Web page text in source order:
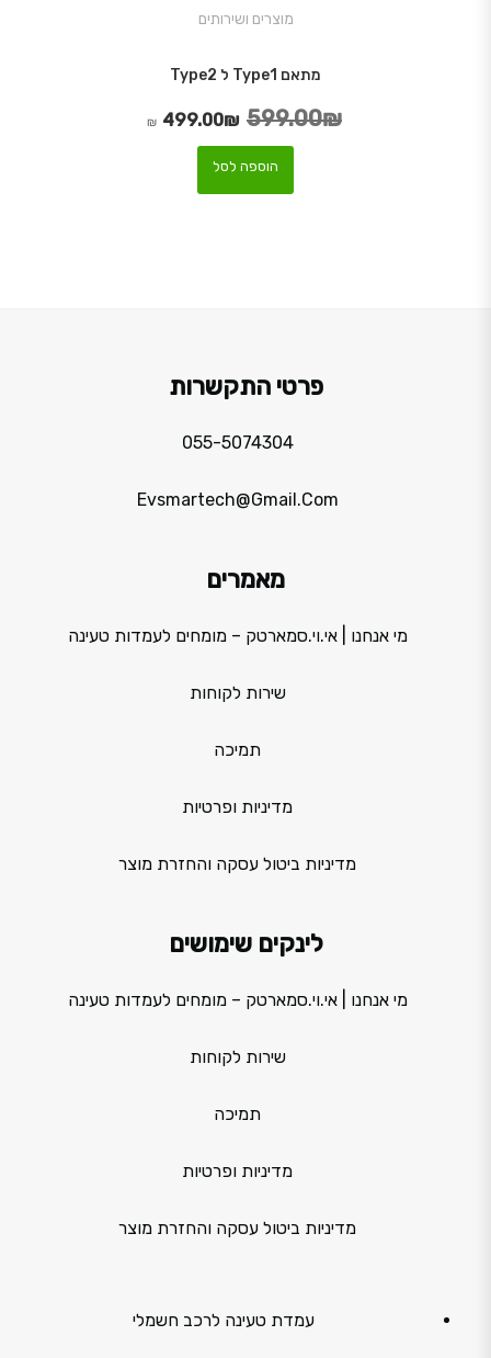
מוצרים ושירותים
מתאם Type1 ל Type2
599.00₪ המחיר המקורי היה: 599.00₪.
499.00₪ המחיר הנוכחי הוא: 499.00₪.
₪
הוספה לסל
פרטי התקשרות
055-5074304
Evsmartech@gmail.com
מאמרים
מי אנחנו | אי.וי.סמארטק – מומחים לעמדות טעינה
שירות לקוחות
תמיכה
מדיניות ופרטיות
מדיניות ביטול עסקה והחזרת מוצר
לינקים שימושים
מי אנחנו | אי.וי.סמארטק – מומחים לעמדות טעינה
שירות לקוחות
תמיכה
מדיניות ופרטיות
מדיניות ביטול עסקה והחזרת מוצר
עמדת טעינה לרכב חשמלי